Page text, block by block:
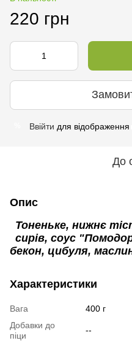
220 грн
Ввійти для відображення
До
Опис
Тоненьке, нижнє
сирів, соус
бекон, цибуля,
Характеристики
Вага
400 г
Добавки до
піци
--